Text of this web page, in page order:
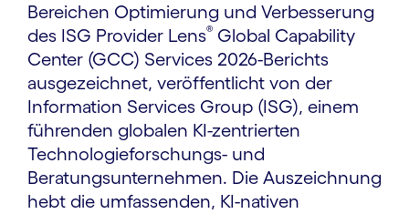
Bereichen Optimierung und Verbesserung
des ISG Provider Lens® Global Capability
Center (GCC) Services 2026-Berichts
ausgezeichnet, veröffentlicht von der
Information Services Group (ISG), einem
führenden globalen KI-zentrierten
Technologieforschungs- und
Beratungsunternehmen. Die Auszeichnung
hebt die umfassenden, KI-nativen